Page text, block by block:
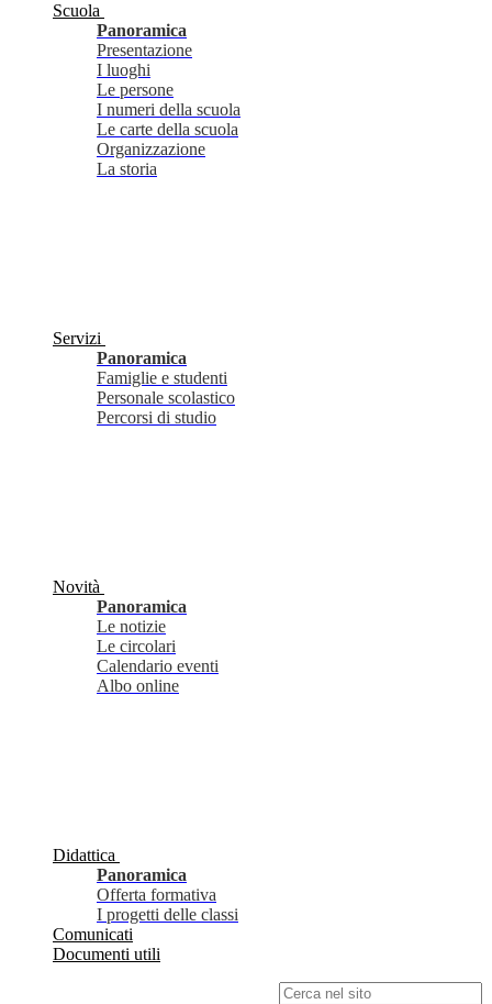
Scuola
Panoramica
Presentazione
I luoghi
Le persone
I numeri della scuola
Le carte della scuola
Organizzazione
La storia
Servizi
Panoramica
Famiglie e studenti
Personale scolastico
Percorsi di studio
Novità
Panoramica
Le notizie
Le circolari
Calendario eventi
Albo online
Didattica
Panoramica
Offerta formativa
I progetti delle classi
Comunicati
Documenti utili